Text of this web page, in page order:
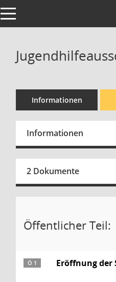
Toggle navigation
Informationen
Informationen
2 Dokumente
Öffentlicher Teil:
Ö 1 Eröffnung der